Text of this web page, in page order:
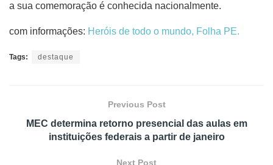
a sua comemoração é conhecida nacionalmente.
com informações: Heróis de todo o mundo, Folha PE.
Tags: destaque
Previous Post
MEC determina retorno presencial das aulas em
instituições federais a partir de janeiro
Next Post